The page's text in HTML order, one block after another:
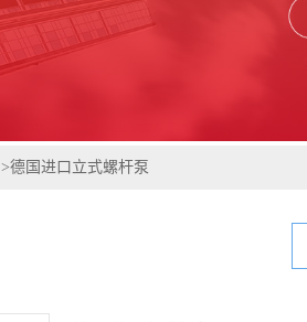
>德国进口立式螺杆泵